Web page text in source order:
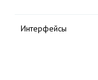
Интерфейсы